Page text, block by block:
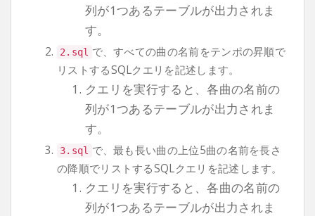
列が1つあるテーブルが出力されま
す。
2.sql で、すべての曲の名前をテンポの昇順で
リストするSQLクエリを記述します。
クエリを実行すると、各曲の名前の
列が1つあるテーブルが出力されま
す。
3.sql で、最も長い曲の上位5曲の名前を長さ
の降順でリストするSQLクエリを記述します。
クエリを実行すると、各曲の名前の
列が1つあるテーブルが出力されま